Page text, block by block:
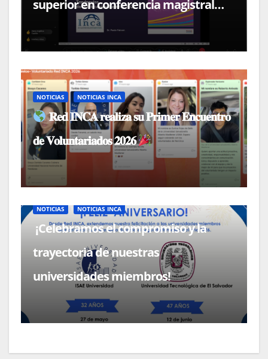
superior en conferencia magistral
con el Dr. Paulo Falcón
NOTICIAS NOTICIAS INCA
𝐑𝐞𝐝 𝐈𝐍𝐂𝐀 𝐫𝐞𝐚𝐥𝐢𝐳𝐚 𝐬𝐮 𝐏𝐫𝐢𝐦𝐞𝐫 𝐄𝐧𝐜𝐮𝐞𝐧𝐭𝐫𝐨
𝐝𝐞 𝐕𝐨𝐥𝐮𝐧𝐭𝐚𝐫𝐢𝐚𝐝𝐨𝐬 𝟐𝟎𝟐𝟔
NOTICIAS NOTICIAS INCA
¡Celebramos el compromiso y la
trayectoria de nuestras
universidades miembros!